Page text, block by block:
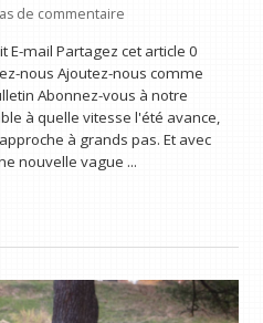
de commentaire
E-mail Partagez cet article 0
nous Ajoutez-nous comme
Abonnez-vous à notre
à quelle vitesse l'été avance,
à grands pas. Et avec
nouvelle vague ...